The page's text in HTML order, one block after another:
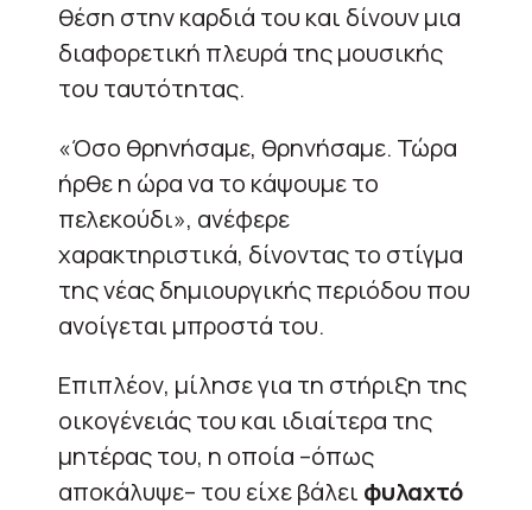
θέση στην καρδιά του και δίνουν μια
διαφορετική πλευρά της μουσικής
του ταυτότητας.
«Όσο θρηνήσαμε, θρηνήσαμε. Τώρα
ήρθε η ώρα να το κάψουμε το
πελεκούδι», ανέφερε
χαρακτηριστικά, δίνοντας το στίγμα
της νέας δημιουργικής περιόδου που
ανοίγεται μπροστά του.
Επιπλέον, μίλησε για τη στήριξη της
οικογένειάς του και ιδιαίτερα της
μητέρας του, η οποία –όπως
αποκάλυψε– του είχε βάλει φυλαχτό